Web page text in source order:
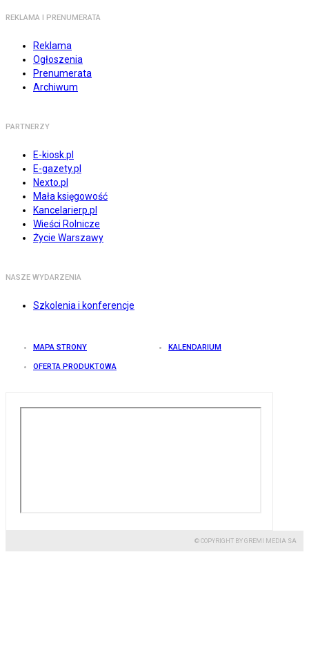
REKLAMA I PRENUMERATA
Reklama
Ogłoszenia
Prenumerata
Archiwum
PARTNERZY
E-kiosk.pl
E-gazety.pl
Nexto.pl
Mała księgowość
Kancelarierp.pl
Wieści Rolnicze
Życie Warszawy
NASZE WYDARZENIA
Szkolenia i konferencje
MAPA STRONY KALENDARIUM
OFERTA PRODUKTOWA
© COPYRIGHT BY GREMI MEDIA SA